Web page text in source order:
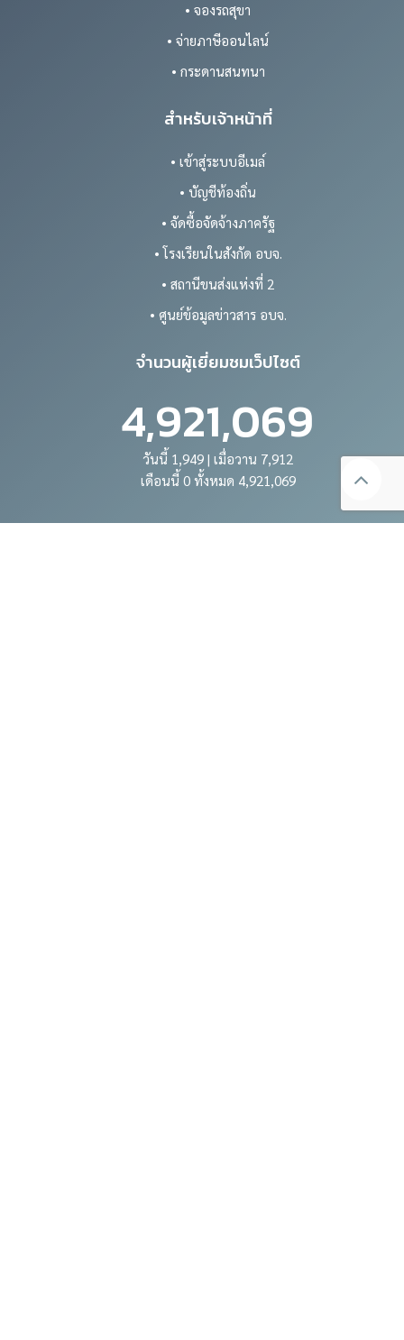
• จองรถสุขา
• จ่ายภาษีออนไลน์
• กระดานสนทนา
สำหรับเจ้าหน้าที่
• เข้าสู่ระบบอีเมล์
• บัญชีท้องถิ่น
• จัดซื้อจัดจ้างภาครัฐ
• โรงเรียนในสังกัด อบจ.
• สถานีขนส่งแห่งที่ 2
• ศูนย์ข้อมูลข่าวสาร อบจ.
จำนวนผู้เยี่ยมชมเว็ปไซต์
4,921,069
วันนี้ 1,949 | เมื่อวาน 7,912
เดือนนี้ 0 ทั้งหมด 4,921,069